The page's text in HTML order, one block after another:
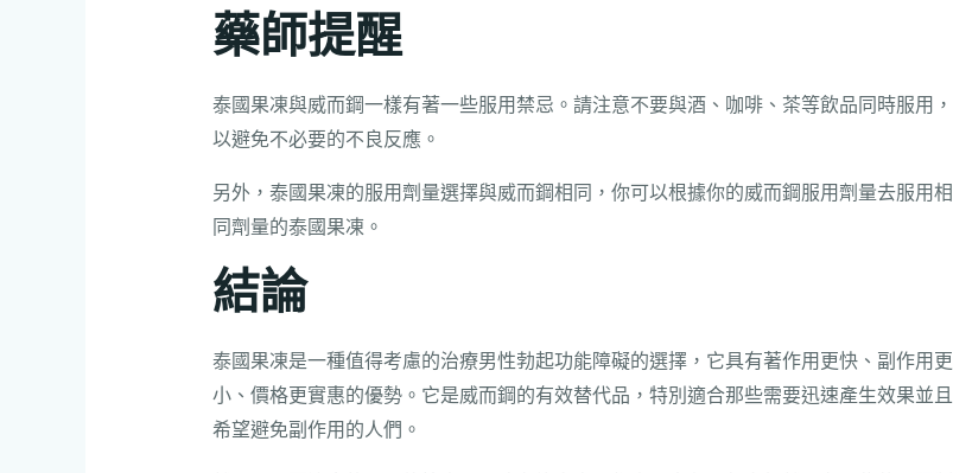
藥師提醒
泰國果凍與威而鋼一樣有著一些服用禁忌。請注意不要與酒、咖啡、茶等飲品同時服用，
以避免不必要的不良反應。
另外，泰國果凍的服用劑量選擇與威而鋼相同，你可以根據你的威而鋼服用劑量去服用相
同劑量的泰國果凍。
結論
泰國果凍是一種值得考慮的治療男性勃起功能障礙的選擇，它具有著作用更快、副作用更
小、價格更實惠的優勢。它是威而鋼的有效替代品，特別適合那些需要迅速產生效果並且
希望避免副作用的人們。